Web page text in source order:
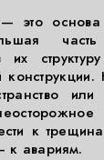
это
их
к
к авариям.